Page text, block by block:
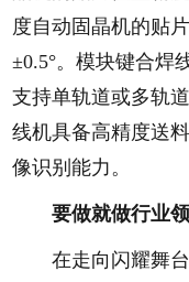
度自动固晶机的贴
±0.5°。模块键合焊
支持单轨道或多轨
线机具备高精度送
像识别能力。
要做就做行业
在走向闪耀舞台